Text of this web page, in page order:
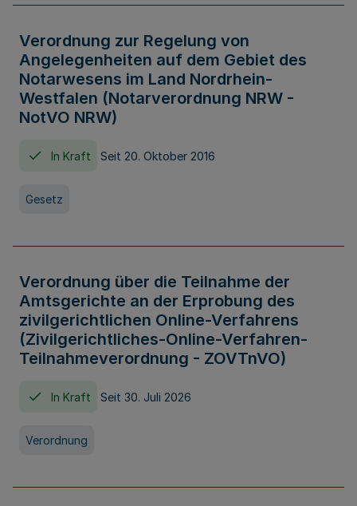
Verordnung zur Regelung von
Angelegenheiten auf dem Gebiet des
Notarwesens im Land Nordrhein-
Westfalen (Notarverordnung NRW -
NotVO NRW)
In Kraft Seit 20. Oktober 2016
Gesetz
Verordnung über die Teilnahme der
Amtsgerichte an der Erprobung des
zivilgerichtlichen Online-Verfahrens
(Zivilgerichtliches-Online-Verfahren-
Teilnahmeverordnung - ZOVTnVO)
In Kraft Seit 30. Juli 2026
Verordnung